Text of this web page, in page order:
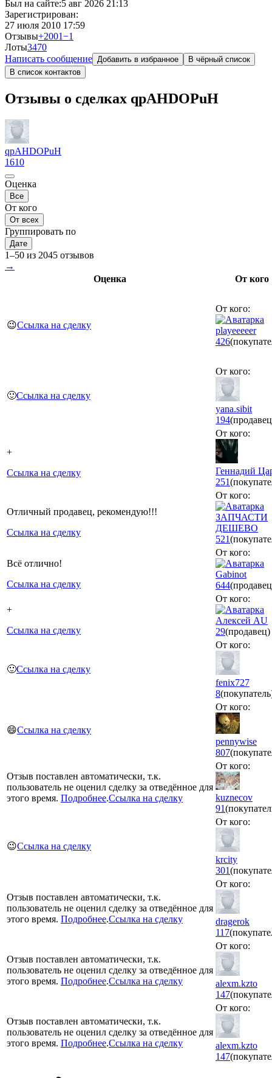
Был на сайте:5 авг 2026 21:13
Зарегистрирован:
27 июля 2010 17:59
Отзывы+2001−1
Лоты3470
Написать сообщение Добавить в избранное
В чёрный список
В список контактов
Отзывы о сделках qpAHDOPuH
qpAHDOPuH
1610
Оценка
Все
От кого
От всех
Группировать по
Дате
1–50 из 2045 отзывов
→
Оценка
От кого
😉Ссылка на сделку
От кого:
playeeeeer
426
🙂Ссылка на сделку
От кого:
yana.sibit
194
+
Ссылка на сделку
От кого:
Геннадий
251
Отличный продавец, рекомендую!!!
Ссылка на сделку
От кого:
ЗАПЧАСТИ
ДЕШЕВО
521
Всё отлично!
Ссылка на сделку
От кого:
Gabinot
644
+
Ссылка на сделку
От кого:
Алексей АU
29(продавец)
🙂Ссылка на сделку
От кого:
fenix727
8
😄Ссылка на сделку
От кого:
pennywise
807
Отзыв поставлен автоматически, т.к.
пользователь не оценил сделку за отведённое для
этого время. Подробнее.Ссылка на сделку
От кого:
kuznecov
91
😉Ссылка на сделку
От кого:
krcity
301
Отзыв поставлен автоматически, т.к.
пользователь не оценил сделку за отведённое для
этого время. Подробнее.Ссылка на сделку
От кого:
dragerok
117
Отзыв поставлен автоматически, т.к.
пользователь не оценил сделку за отведённое для
этого время. Подробнее.Ссылка на сделку
От кого:
alexm.kzto
147
Отзыв поставлен автоматически, т.к.
пользователь не оценил сделку за отведённое для
этого время. Подробнее.Ссылка на сделку
От кого:
alexm.kzto
147